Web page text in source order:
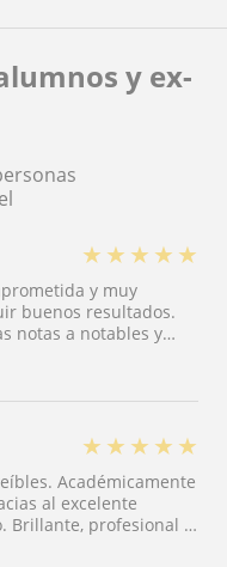
y ex-
★ ★ ★ ★ ★
y muy
buenos resultados.
notas a notables y
contar con ella,
con mi hija.
★ ★ ★ ★ ★
Académicamente
al excelente
Brillante, profesional y
si o si,